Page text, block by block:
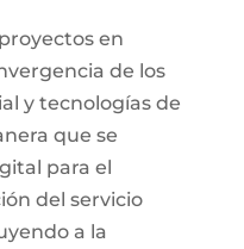
en
de los
y tecnologías de
que se
para el
del servicio
a la